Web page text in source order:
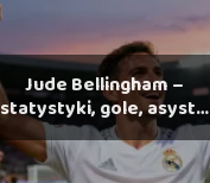
Jude Bellingham –
statystyki, gole, asysty,
osiągnięcia